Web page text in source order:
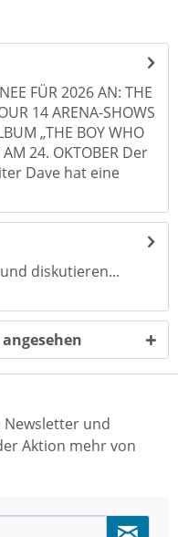
FÜR 2026 AN: THE
14 ARENA-SHOWS
„THE BOY WHO
AM 24. OKTOBER Der
Dave hat eine
diskutieren...
Newsletter und
Aktion mehr von